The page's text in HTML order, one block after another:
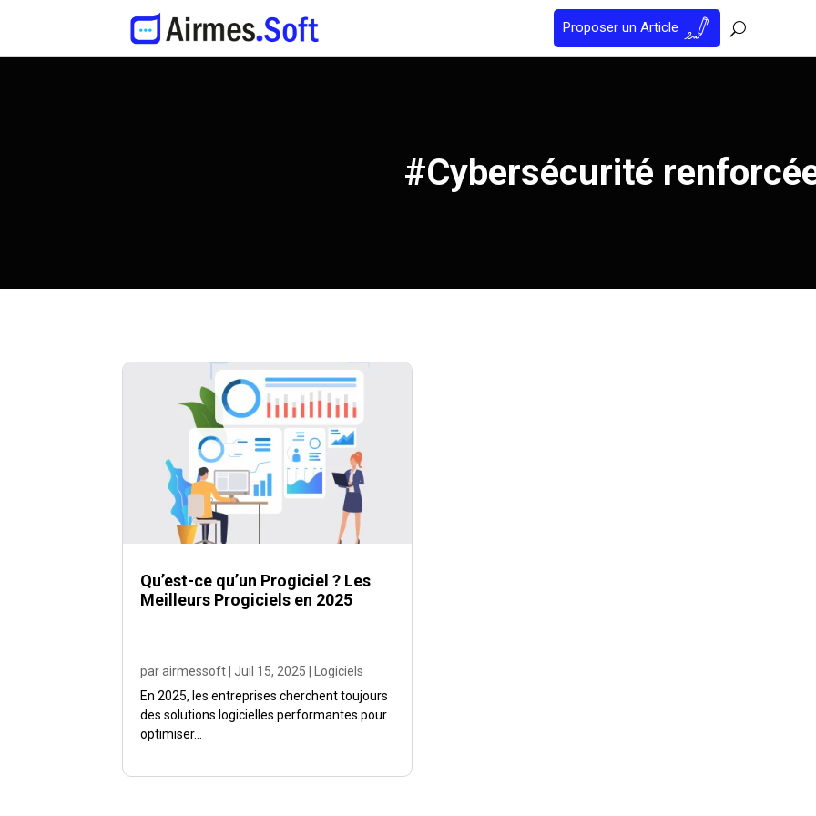
Proposer un Article
#Cybersécurité
Qu’est-ce qu’un Progiciel ? Les
Meilleurs Progiciels en 2025
parairmessoft |Juil 15, 2025
Logiciels
En 2025, les entreprises cherchent toujours
des solutions logicielles performantes pour
optimiser...